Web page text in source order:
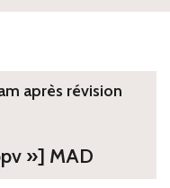
après révision
»] MAD